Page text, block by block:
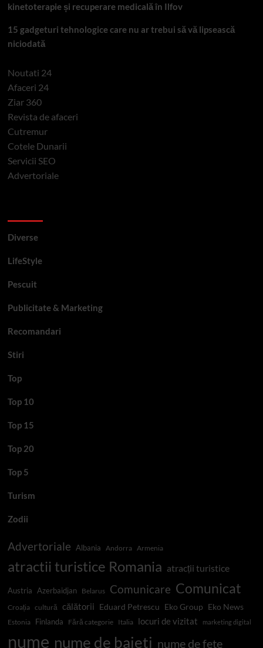
kinetoterapie și recuperare medicală în Ilfov
15 gadgeturi tehnologice care nu ar trebui să vă lipsească
niciodată
Noutati 24
Afaceri 24
Ziar 360
Revista de afaceri
Cutremur
Cotele Dunarii
Servicii SEO
Advertoriale
Diverse
LifeStyle
Pescuit
Publicitate & Marketing
Recomandari
Stiri
Top
Top 10
Top 15
Top 20
Top 5
Turism
Zodii
Advertoriale Albania Andorra Armenia
atractii turistice Romania atracții turistice
Austria Azerbaidjan Belarus Comunicare Comunicat
Croația cultură călătorii Eduard Petrescu Eko Group Eko News
Estonia Finlanda Fără categorie Italia locuri de vizitat marketing digital
nume nume de baieti nume de fete